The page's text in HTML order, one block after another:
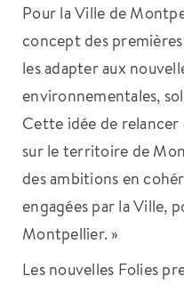
Pour la Ville de
concept des
les adapter aux
environnementales,
Cette idée de
sur le territoire de
des ambitions en
engagées par la Ville,
Montpellier. »
Les nouvelles Folies